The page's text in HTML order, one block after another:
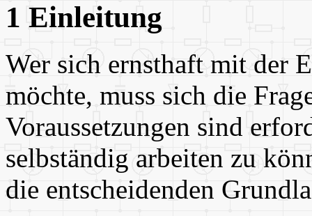
1 Einleitung
Wer sich ernsthaft mit der
möchte, muss sich die
Voraussetzungen sind
selbständig arbeiten zu
die entscheidenden